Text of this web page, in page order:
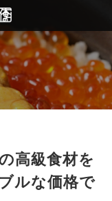
高級食材を
ルな価格で